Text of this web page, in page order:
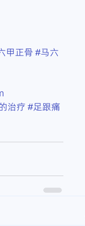
甲正骨 #马六
治疗 #足跟痛